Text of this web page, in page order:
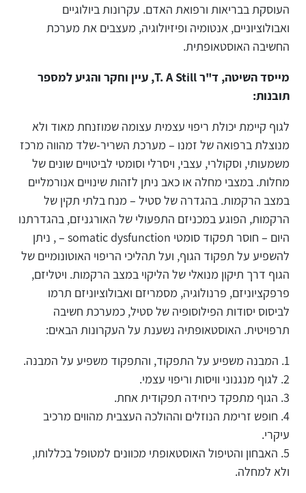
העוסקת בבריאות ורפואת האדם. עקרונות ביולוגיים
ואבולוציוניים, אנטומיה ופיזיולוגיה, מעצבים את מערכת
החשיבה האוסטאופתית.
מייסד השיטה, ד"ר T. A Still, עיין וחקר והגיע למספר
תובנות:
לגוף קיימת יכולת ריפוי עצמית עצומה שמוזנחת מאוד ולא
מנוצלת ברפואה של זמנו – מערכת השריר-שלד מהווה מרכז
משמעותי, וסקולרי, עצבי, ויסרלי וסומטי לביטויים שונים של
מחלות. במצבי מחלה או כאב ניתן לזהות שינויים אנורמליים
במצב הרקמות. בהגדרה של סטיל – מנח בלתי תקין של
הרקמות, הפוגע במכניזם התפעולי של האורגניזם, בהגדרתנו
היום – חוסר תפקוד סומטי somatic dysfunction – , ניתן
להשפיע על תפקוד הגוף, ועל תהליכי הריפוי האוטונומיים של
הגוף דרך תיקון מנואלי של הליקוי במצב הרקמות. ויטליזם,
פרפקציוניזם, פרנולוגיה, מסמריזם ואבולוציוניזם תרמו
לביסוס יסודות הפילוסופיה של סטיל, כמערכת חשיבה
תרפויטית. האוסטאופתיה נשענת על העקרונות הבאים:
המבנה משפיע על התפקוד, והתפקוד משפיע על המבנה.
לגוף מנגנוני וויסות וריפוי עצמי.
הגוף מתפקד כיחידה תפקודית אחת.
חופש זרימת הנוזלים וההולכה העצבית מהווים מרכיב
עיקרי.
האבחון והטיפול האוסטאופתי מכוונים למטופל בכללותו,
ולא למחלה.